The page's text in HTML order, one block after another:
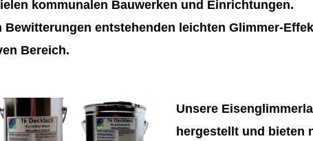
kommunalen Bauwerken und Einrichtungen.
entstehenden leichten Glimmer-
Bereich.
Dieses
Produkt
Dieses
Produkt
Unsere
hergestellt und bieten